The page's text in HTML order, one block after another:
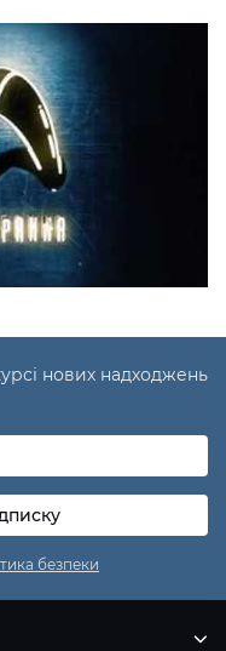
нових надходжень
безпеки